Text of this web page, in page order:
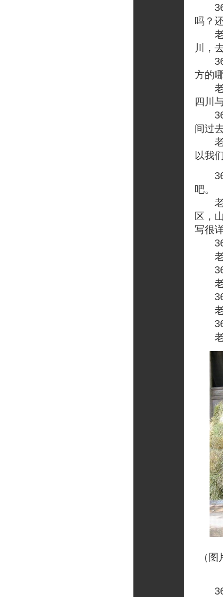
36
吗？
老
川，
36
方的
老
四川
36
间过
老
以我
36
吧。
老
区，
写很
36
老
36
老
36
老
36
老
（
36